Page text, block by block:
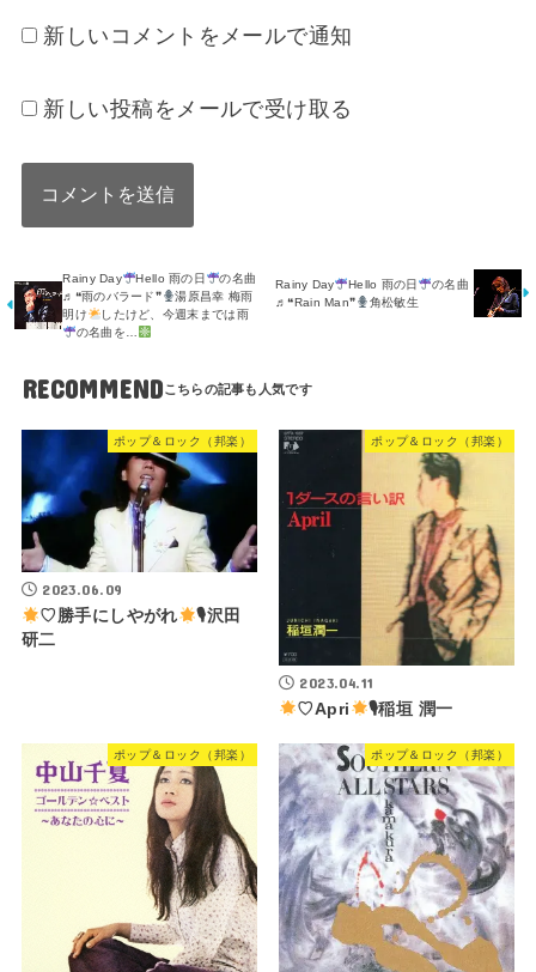
新しいコメントをメールで通知
新しい投稿をメールで受け取る
Rainy Day Hello 雨の日
の名曲
♬❝雨のバラード❞
湯原昌幸 梅雨
明け
したけど、今週末までは雨
の名曲を…
Rainy Day Hello 雨の日
の名曲
♬❝Rain Man❞
角松敏生
RECOMMEND
ポップ＆ロック（邦楽）
2023.06.09
♡勝手にしやがれ
🎙沢田
研二
ポップ＆ロック（邦楽）
2023.04.11
♡Apri
🎙稲垣 潤一
ポップ＆ロック（邦楽） ポップ＆ロック（邦楽）